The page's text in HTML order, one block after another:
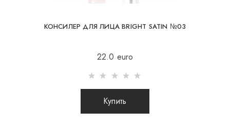
КОНСИЛЕР ДЛЯ ЛИЦА BRIGHT SATIN №03
22.0 euro
Купить